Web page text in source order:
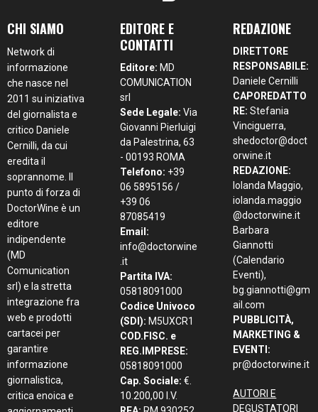
CHI SIAMO
Network di
informazione
che nasce nel
2011 su iniziativa
del giornalista e
critico Daniele
Cernilli, da cui
eredita il
soprannome. Il
punto di forza di
DoctorWine è un
editore
indipendente
(MD
Comunication
srl) e la stretta
integrazione fra
web e prodotti
cartacei per
garantire
informazione
giornalistica,
critica enoica e
EDITORE E
CONTATTI
Editore: MD
COMUNICATION
srl
Sede Legale: Via
Giovanni Pierluigi
da Palestrina, 63
- 00193 ROMA
Telefono: +39
06 5895156 /
+39 06
87085419
Email:
info@doctorwine
.it
Partita IVA:
05818091000
Codice Univoco
(SDI): M5UXCR1
COD.FISC. e
REG.IMPRESE:
05818091000
Cap. Sociale: €.
10.200,00 I.V.
REDAZIONE
DIRETTORE
RESPONSABILE:
Daniele Cernilli
CAPOREDATTO
RE: Stefania
Vinciguerra,
shedoctor@doct
orwine.it
REDAZIONE:
Iolanda Maggio,
iolanda.maggio
@doctorwine.it
Barbara
Giannotti
(Calendario
Eventi),
bg.giannotti@gm
ail.com
PUBBLICITÀ,
MARKETING &
EVENTI:
pr@doctorwine.it
AUTORI E
DEGUSTATORI